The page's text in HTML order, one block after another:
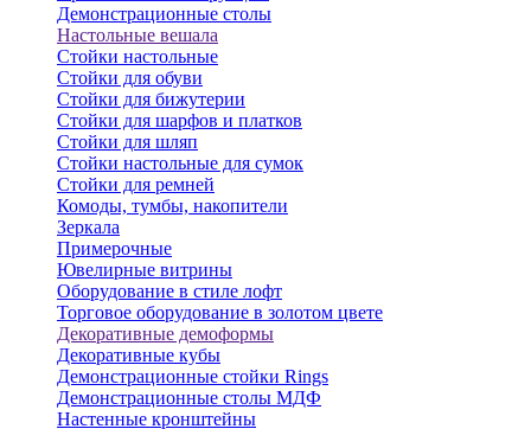
Демонстрационные столы
Настольные вешала
Стойки настольные
Стойки для обуви
Стойки для бижутерии
Стойки для шарфов и платков
Стойки для шляп
Стойки настольные для сумок
Стойки для ремней
Комоды, тумбы, накопители
Зеркала
Примерочные
Ювелирные витрины
Оборудование в стиле лофт
Торговое оборудование в золотом цвете
Декоративные демоформы
Декоративные кубы
Демонстрационные стойки Rings
Демонстрационные столы МДФ
Настенные кронштейны